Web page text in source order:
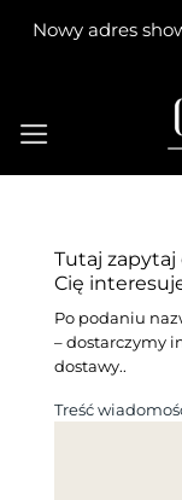
Nowy adres
content
Tutaj
Cię
Po podaniu
– dostarczymy
dostawy..
Treść